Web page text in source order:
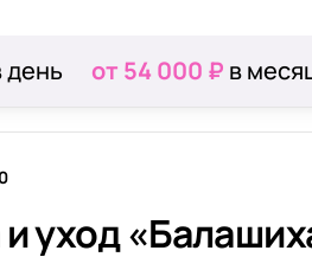
день от 54 000 ₽ в
уход